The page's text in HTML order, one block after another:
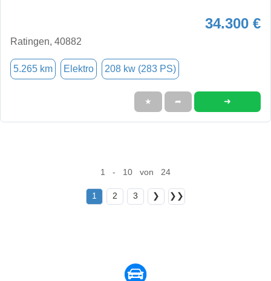
34.300 €
Ratingen, 40882
5.265 km Elektro 208 kw (283 PS)
★ ➦ ➜
1 - 10 von 24
1 2 3 ❯ ❯❯